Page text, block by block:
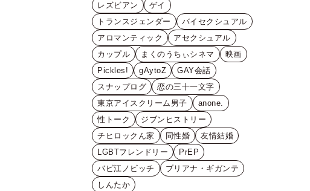
レズビアン
ゲイ
トランスジェンダー
バイセクシュアル
アロマンティック
アセクシュアル
カップル
まくのうちぃシネマ
映画
Pickles!
gAytoZ
GAY会話
スナップログ
恋の三十一文字
東京アイスクリーム男子
anone.
性トーク
ジブンヒストリー
チヒロックん家
同性婚
友情結婚
LGBTフレンドリー
PrEP
バビ江ノビッチ
ブリアナ・ギガンテ
しんたか